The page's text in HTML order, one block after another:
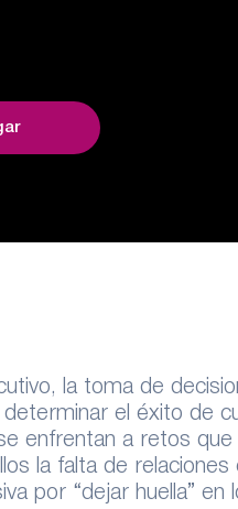
la toma de
el éxito de
enfrentan a retos que
la falta de relaciones
por “dejar huella” en